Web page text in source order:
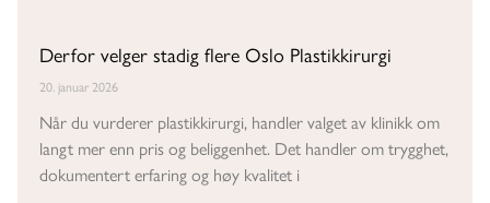
Derfor velger stadig flere Oslo Plastikkirurgi
20. januar 2026
Når du vurderer plastikkirurgi, handler valget av klinikk om
langt mer enn pris og beliggenhet. Det handler om trygghet,
dokumentert erfaring og høy kvalitet i